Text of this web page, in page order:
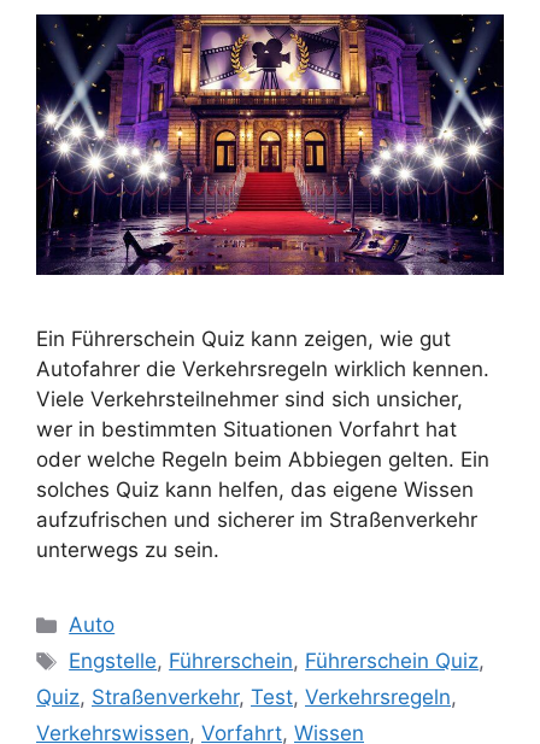
Ein Führerschein Quiz kann zeigen, wie gut
Autofahrer die Verkehrsregeln wirklich kennen.
Viele Verkehrsteilnehmer sind sich unsicher,
wer in bestimmten Situationen Vorfahrt hat
oder welche Regeln beim Abbiegen gelten. Ein
solches Quiz kann helfen, das eigene Wissen
aufzufrischen und sicherer im Straßenverkehr
unterwegs zu sein.
Kategorien
Auto
Schlagwörter
Engstelle, Führerschein, Führerschein Quiz,
Quiz, Straßenverkehr, Test, Verkehrsregeln,
Verkehrswissen, Vorfahrt, Wissen